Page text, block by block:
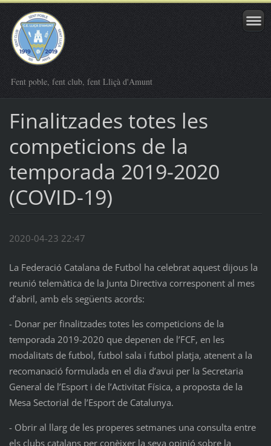
Fent poble, fent club, fent Lliçà d'Amunt
Finalitzades totes les
competicions de la
temporada 2019-2020
(COVID-19)
2020-04-23 22:47
La Federació Catalana de Futbol ha celebrat aquest dijous la
reunió telemàtica de la Junta Directiva corresponent al mes
d’abril, amb els següents acords:
- Donar per finalitzades totes les competicions de la
temporada 2019-2020 que depenen de l’FCF, en les
modalitats de futbol, futbol sala i futbol platja, atenent a la
recomanació formulada en el dia d’avui per la Secretaria
General de l’Esport i de l’Activitat Física, a proposta de la
Mesa Sectorial de l’Esport de Catalunya.
- Obrir al llarg de les properes setmanes una consulta entre
els clubs catalans per conèixer la seva opinió sobre la